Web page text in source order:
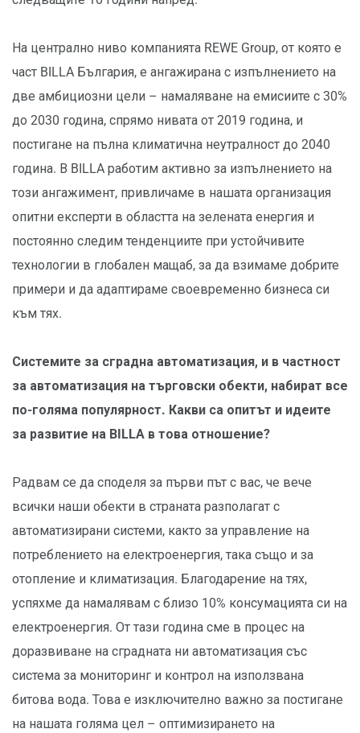
На централно ниво компанията REWE Group, от която е
част BILLA България, е ангажирана с изпълнението на
две амбициозни цели – намаляване на емисиите с 30%
до 2030 година, спрямо нивата от 2019 година, и
постигане на пълна климатична неутралност до 2040
година. В BILLA работим активно за изпълнението на
този ангажимент, привличаме в нашата организация
опитни експерти в областта на зелената енергия и
постоянно следим тенденциите при устойчивите
технологии в глобален мащаб, за да взимаме добрите
примери и да адаптираме своевременно бизнеса си
към тях.
Системите за сградна автоматизация, и в частност
за автоматизация на търговски обекти, набират все
по-голяма популярност. Какви са опитът и идеите
за развитие на BILLA в това отношение?
Радвам се да споделя за първи път с вас, че вече
всички наши обекти в страната разполагат с
автоматизирани системи, както за управление на
потреблението на електроенергия, така също и за
отопление и климатизация. Благодарение на тях,
успяхме да намалявам с близо 10% консумацията си на
електроенергия. От тази година сме в процес на
доразвиване на сградната ни автоматизация със
система за мониторинг и контрол на използвана
битова вода. Това е изключително важно за постигане
на нашата голяма цел – оптимизирането на